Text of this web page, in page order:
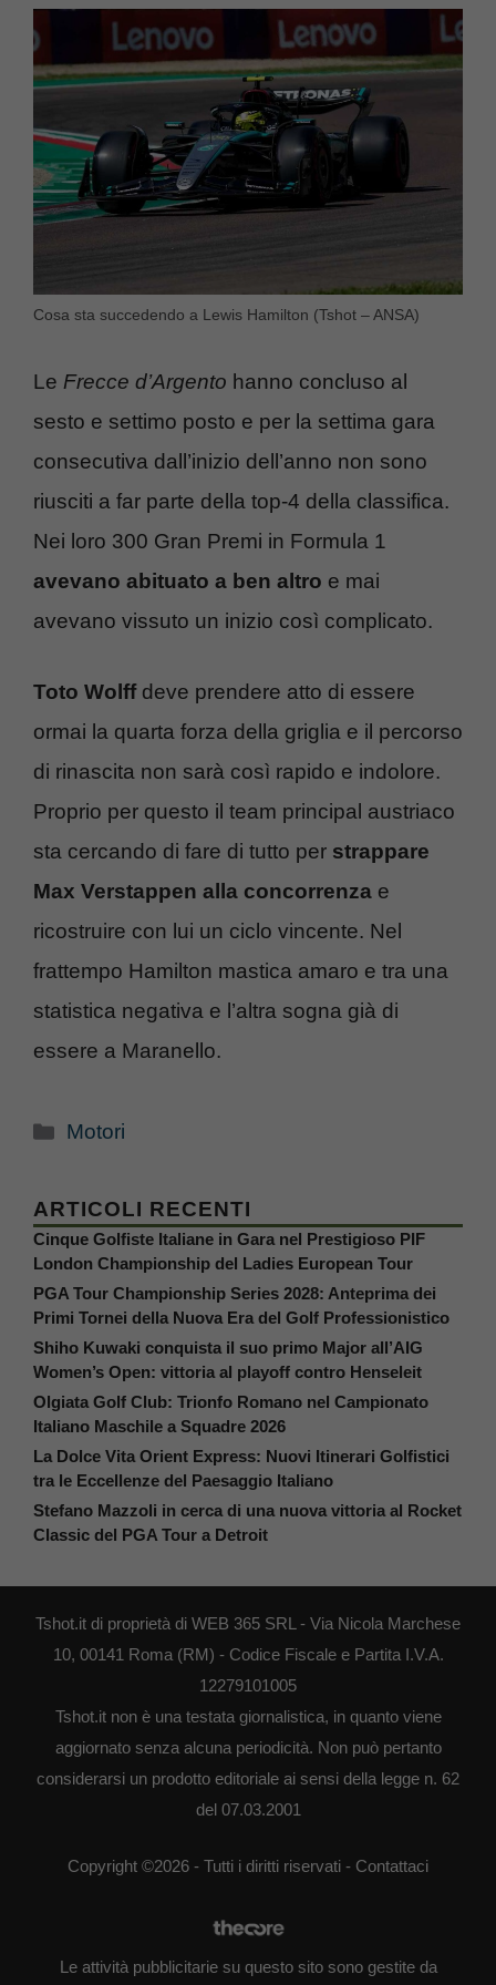
Cosa sta succedendo a Lewis Hamilton (Tshot – ANSA)
Le Frecce d’Argento hanno concluso al
sesto e settimo posto e per la settima gara
consecutiva dall’inizio dell’anno non sono
riusciti a far parte della top-4 della classifica.
Nei loro 300 Gran Premi in Formula 1
avevano abituato a ben altro e mai
avevano vissuto un inizio così complicato.
Toto Wolffdeve prendere atto di essere
ormai la quarta forza della griglia e il percorso
di rinascita non sarà così rapido e indolore.
Proprio per questo il team principal austriaco
sta cercando di fare di tutto per strappare
Max Verstappen alla concorrenza e
ricostruire con lui un ciclo vincente. Nel
frattempo Hamilton mastica amaro e tra una
statistica negativa e l’altra sogna già di
essere a Maranello.
Categorie
Motori
ARTICOLI RECENTI
Cinque Golfiste Italiane in Gara nel Prestigioso PIF
London Championship del Ladies European Tour
PGA Tour Championship Series 2028: Anteprima dei
Primi Tornei della Nuova Era del Golf Professionistico
Shiho Kuwaki conquista il suo primo Major all’AIG
Women’s Open: vittoria al playoff contro Henseleit
Olgiata Golf Club: Trionfo Romano nel Campionato
Italiano Maschile a Squadre 2026
La Dolce Vita Orient Express: Nuovi Itinerari Golfistici
tra le Eccellenze del Paesaggio Italiano
Stefano Mazzoli in cerca di una nuova vittoria al Rocket
Classic del PGA Tour a Detroit
Tshot.it di proprietà di WEB 365 SRL - Via Nicola Marchese
10, 00141 Roma (RM) - Codice Fiscale e Partita I.V.A.
12279101005
Tshot.it non è una testata giornalistica, in quanto viene
aggiornato senza alcuna periodicità. Non può pertanto
considerarsi un prodotto editoriale ai sensi della legge n. 62
del 07.03.2001
Copyright ©2026 - Tutti i diritti riservati - Contattaci
Le attività pubblicitarie su questo sito sono gestite da